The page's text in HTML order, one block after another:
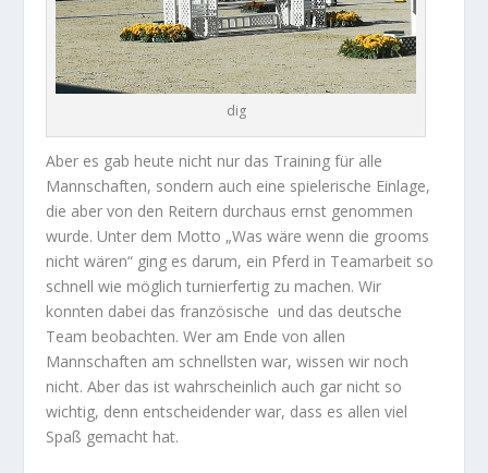
dig
Aber es gab heute nicht nur das Training für alle
Mannschaften, sondern auch eine spielerische Einlage,
die aber von den Reitern durchaus ernst genommen
wurde. Unter dem Motto „Was wäre wenn die grooms
nicht wären“ ging es darum, ein Pferd in Teamarbeit so
schnell wie möglich turnierfertig zu machen. Wir
konnten dabei das französische und das deutsche
Team beobachten. Wer am Ende von allen
Mannschaften am schnellsten war, wissen wir noch
nicht. Aber das ist wahrscheinlich auch gar nicht so
wichtig, denn entscheidender war, dass es allen viel
Spaß gemacht hat.